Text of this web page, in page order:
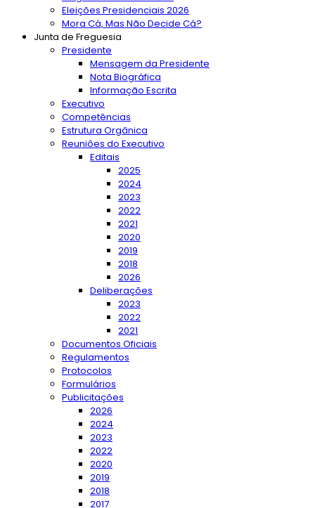
Eleições Presidenciais 2026
Mora Cá, Mas Não Decide Cá?
Junta de Freguesia
Presidente
Mensagem da Presidente
Nota Biográfica
Informação Escrita
Executivo
Competências
Estrutura Orgânica
Reuniões do Executivo
Editais
2025
2024
2023
2022
2021
2020
2019
2018
2026
Deliberações
2023
2022
2021
Documentos Oficiais
Regulamentos
Protocolos
Formulários
Publicitações
2026
2024
2023
2022
2020
2019
2018
2017